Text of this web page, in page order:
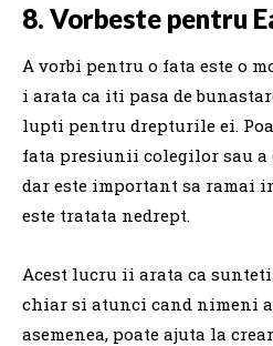
8. Vorbeste pentru
A vorbi pentru o fata este o
i arata ca iti pasa de
lupti pentru drepturile ei.
fata presiunii colegilor sau
dar este important sa ramai
este tratata nedrept.
Acest lucru ii arata ca
chiar si atunci cand nimeni
asemenea, poate ajuta la